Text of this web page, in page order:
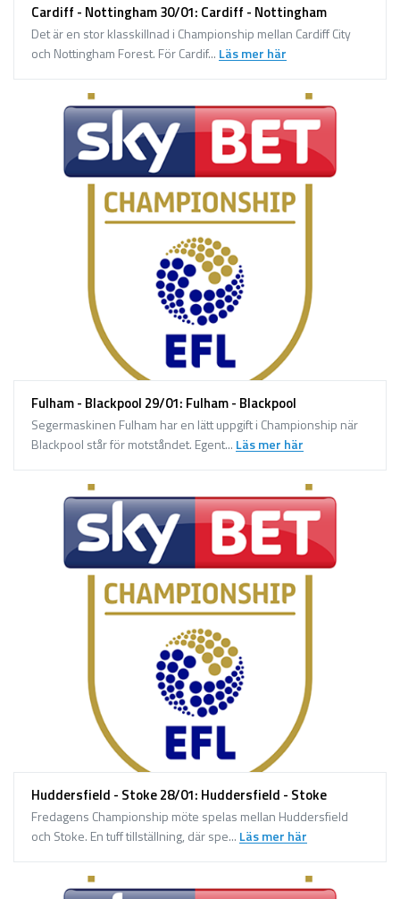
Cardiff - Nottingham 30/01: Cardiff - Nottingham
Det är en stor klasskillnad i Championship mellan Cardiff City
och Nottingham Forest. För Cardif... Läs mer här
Fulham - Blackpool 29/01: Fulham - Blackpool
Segermaskinen Fulham har en lätt uppgift i Championship när
Blackpool står för motståndet. Egent... Läs mer här
Huddersfield - Stoke 28/01: Huddersfield - Stoke
Fredagens Championship möte spelas mellan Huddersfield
och Stoke. En tuff tillställning, där spe... Läs mer här